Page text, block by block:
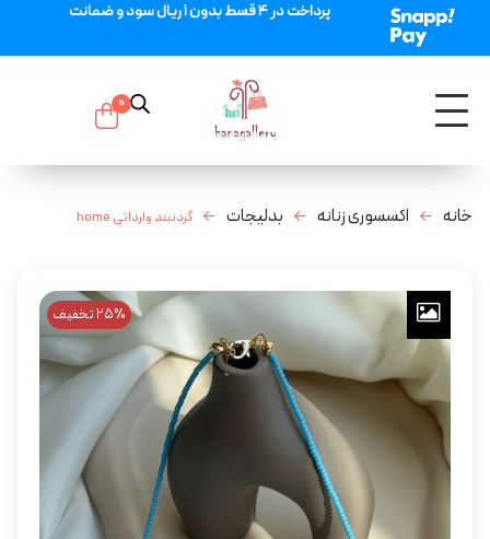
پرداخت در 4 قسط بدون 1 ریال سود و ضمانت
0
خانه اکسسوری زنانه بدلیجات گردنبند وارداتی home
25% تخفیف